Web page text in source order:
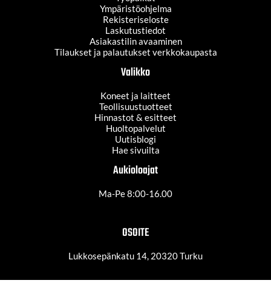
Ympäristöohjelma
Rekisteriseloste
Laskutustiedot
Asiakastilin avaaminen
Tilaukset ja palautukset verkkokaupasta
Valikko
Koneet ja laitteet
Teollisuustuotteet
Hinnastot & esitteet
Huoltopalvelut
Uutisblogi
Hae sivuilta
Aukioloajat
Ma-Pe 8:00-16.00
OSOITE
Lukkosepänkatu 14, 20320 Turku